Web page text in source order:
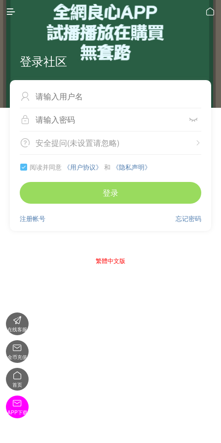
 
登录社区

 
 
安全提问(未设置请忽略)
 阅读并同意 《用户协议》 和 《隐私声明》
登录
忘记密码
注册帐号
繁體中文版

在线客服

金币充值

首页

APP下载